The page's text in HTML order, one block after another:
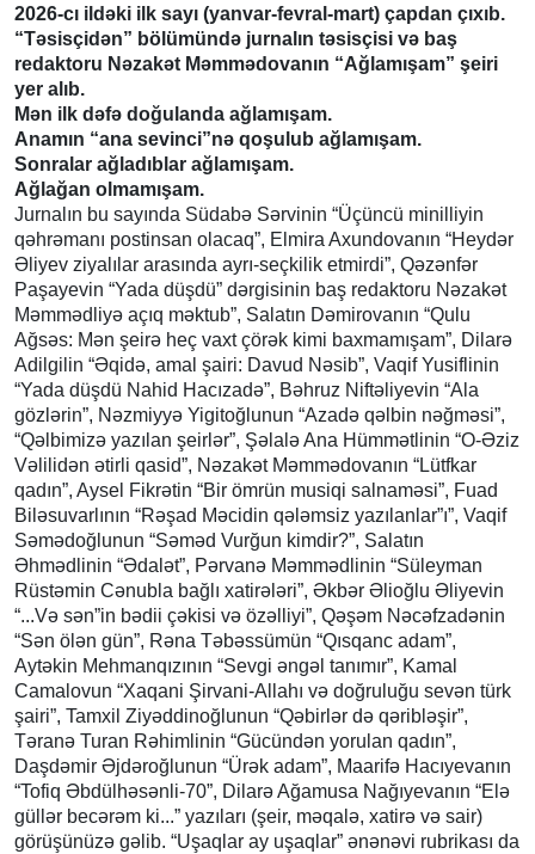
2026-cı ildəki ilk sayı (yanvar-fevral-mart) çapdan çıxıb.
“Təsisçidən” bölümündə jurnalın təsisçisi və baş
redaktoru Nəzakət Məmmədovanın “Ağlamışam” şeiri
yer alıb.
Mən ilk dəfə doğulanda ağlamışam.
Anamın “ana sevinci”nə qoşulub ağlamışam.
Sonralar ağladıblar ağlamışam.
Ağlağan olmamışam.
Jurnalın bu sayında Südabə Sərvinin “Üçüncü minilliyin
qəhrəmanı postinsan olacaq”, Elmira Axundovanın “Heydər
Əliyev ziyalılar arasında ayrı-seçkilik etmirdi”, Qəzənfər
Paşayevin “Yada düşdü” dərgisinin baş redaktoru Nəzakət
Məmmədliyə açıq məktub”, Salatın Dəmirovanın “Qulu
Ağsəs: Mən şeirə heç vaxt çörək kimi baxmamışam”, Dilarə
Adilgilin “Əqidə, amal şairi: Davud Nəsib”, Vaqif Yusiflinin
“Yada düşdü Nahid Hacızadə”, Bəhruz Niftəliyevin “Ala
gözlərin”, Nəzmiyyə Yigitoğlunun “Azadə qəlbin nəğməsi”,
“Qəlbimizə yazılan şeirlər”, Şəlalə Ana Hümmətlinin “O-Əziz
Vəlilidən ətirli qasid”, Nəzakət Məmmədovanın “Lütfkar
qadın”, Aysel Fikrətin “Bir ömrün musiqi salnaməsi”, Fuad
Biləsuvarlının “Rəşad Məcidin qələmsiz yazılanlar”ı”, Vaqif
Səmədoğlunun “Səməd Vurğun kimdir?”, Salatın
Əhmədlinin “Ədalət”, Pərvanə Məmmədlinin “Süleyman
Rüstəmin Cənubla bağlı xatirələri”, Əkbər Əlioğlu Əliyevin
“...Və sən”in bədii çəkisi və özəlliyi”, Qəşəm Nəcəfzadənin
“Sən ölən gün”, Rəna Təbəssümün “Qısqanc adam”,
Aytəkin Mehmanqızının “Sevgi əngəl tanımır”, Kamal
Camalovun “Xaqani Şirvani-Allahı və doğruluğu sevən türk
şairi”, Tamxil Ziyəddinoğlunun “Qəbirlər də qəribləşir”,
Təranə Turan Rəhimlinin “Gücündən yorulan qadın”,
Daşdəmir Əjdəroğlunun “Ürək adam”, Maarifə Hacıyevanın
“Tofiq Əbdülhəsənli-70”, Dilarə Ağamusa Nağıyevanın “Elə
güllər becərəm ki...” yazıları (şeir, məqalə, xatirə və sair)
görüşünüzə gəlib. “Uşaqlar ay uşaqlar” ənənəvi rubrikası da